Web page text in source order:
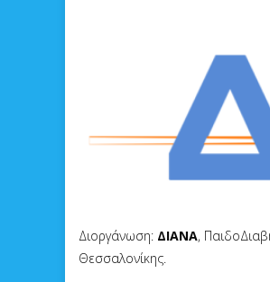
Διοργάνωση: ΔΙΑΝΑ,
Θεσσαλονίκης.